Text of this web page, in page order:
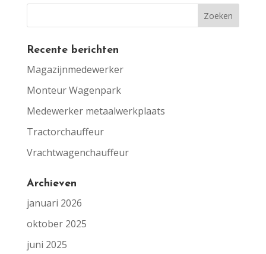
Recente berichten
Magazijnmedewerker
Monteur Wagenpark
Medewerker metaalwerkplaats
Tractorchauffeur
Vrachtwagenchauffeur
Archieven
januari 2026
oktober 2025
juni 2025